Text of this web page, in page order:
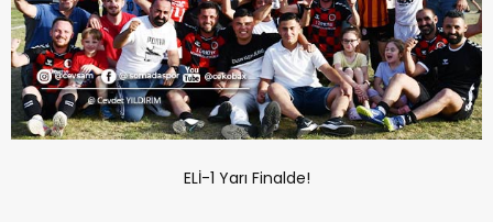
ELİ-1 Yarı Finalde!